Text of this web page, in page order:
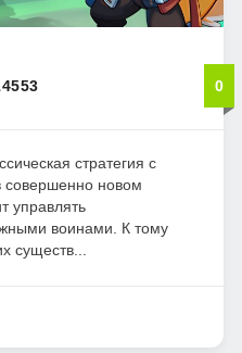
0
стратегия с
совершенно новом
управлять
воинами. К тому
существ...